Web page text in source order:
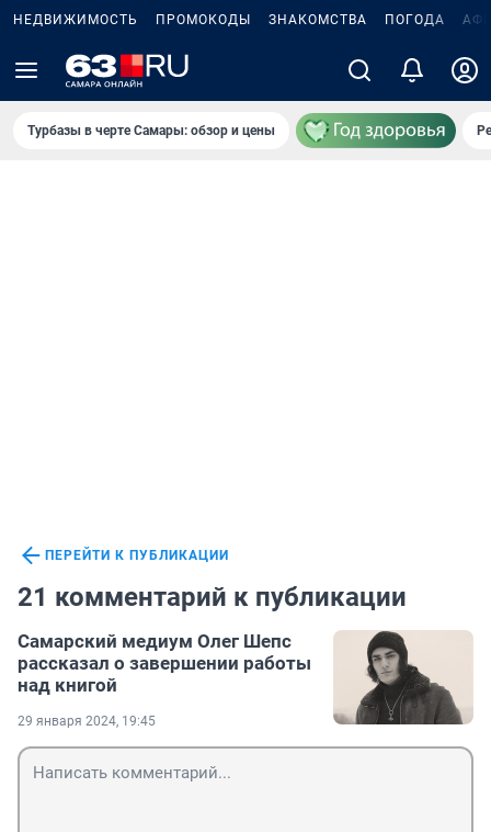
НЕДВИЖИМОСТЬ ПРОМОКОДЫ ЗНАКОМСТВА ПОГОДА
Турбазы в черте Самары: обзор и цены
ПЕРЕЙТИ К ПУБЛИКАЦИИ
21 комментарий к публикации
Самарский медиум Олег Шепс
рассказал о завершении работы
над книгой
29 января 2024, 19:45